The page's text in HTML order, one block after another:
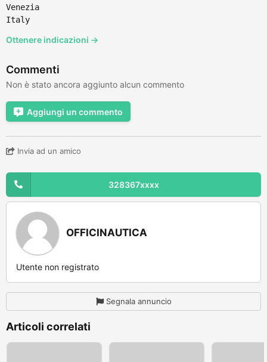
Venezia
Italy
Ottenere indicazioni →
Commenti
Non è stato ancora aggiunto alcun commento
Aggiungi un commento
Invia ad un amico
328367xxxx
OFFICINAUTICA
Utente non registrato
Segnala annuncio
Articoli correlati